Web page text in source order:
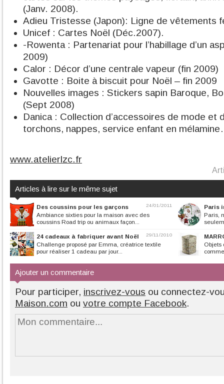
(Janv. 2008).
Adieu Tristesse (Japon): Ligne de vêtements
Unicef : Cartes Noël (Déc.2007).
-Rowenta : Partenariat pour l’habillage d’un
2009)
Calor : Décor d’une centrale vapeur (fin 2009)
Gavotte : Boite à biscuit pour Noël – fin 2009
Nouvelles images : Stickers sapin Baroque,
(Sept 2008)
Danica : Collection d’accessoires de mode et
torchons, nappes, service enfant en
www.atelierlzc.fr
Articles à lire sur le même sujet
24/01/2011
Des coussins pour les garçons
Ambiance sixties pour la maison avec des
coussins Road trip ou animaux façon...
Paris
Paris,
29/11/2010
24 cadeaux à fabriquer avant Noël
Challenge proposé par Emma, créatrice textile
pour réaliser 1 cadeau par jour...
Objets
Ajouter un commentaire
Pour participer, inscrivez-vous ou connectez-
Maison.com ou votre compte Facebook.